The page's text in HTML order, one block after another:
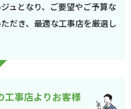
ュとなり、ご要望やご予算な
だき、最適な工事店を厳選し
工事店よりお客様